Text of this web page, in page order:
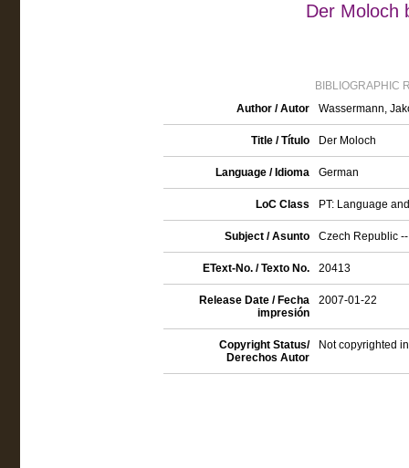
Der Moloch
BIBLIOGRAPHIC
Author / Autor
Wassermann,
Title / Título Der Moloch
Language / Idioma German
LoC Class PT: Language
Subject / Asunto Czech Republic
EText-No. / Texto No. 20413
Release Date / Fecha
impresión
2007-01-22
Copyright Status/
Derechos Autor
Not copyrighted